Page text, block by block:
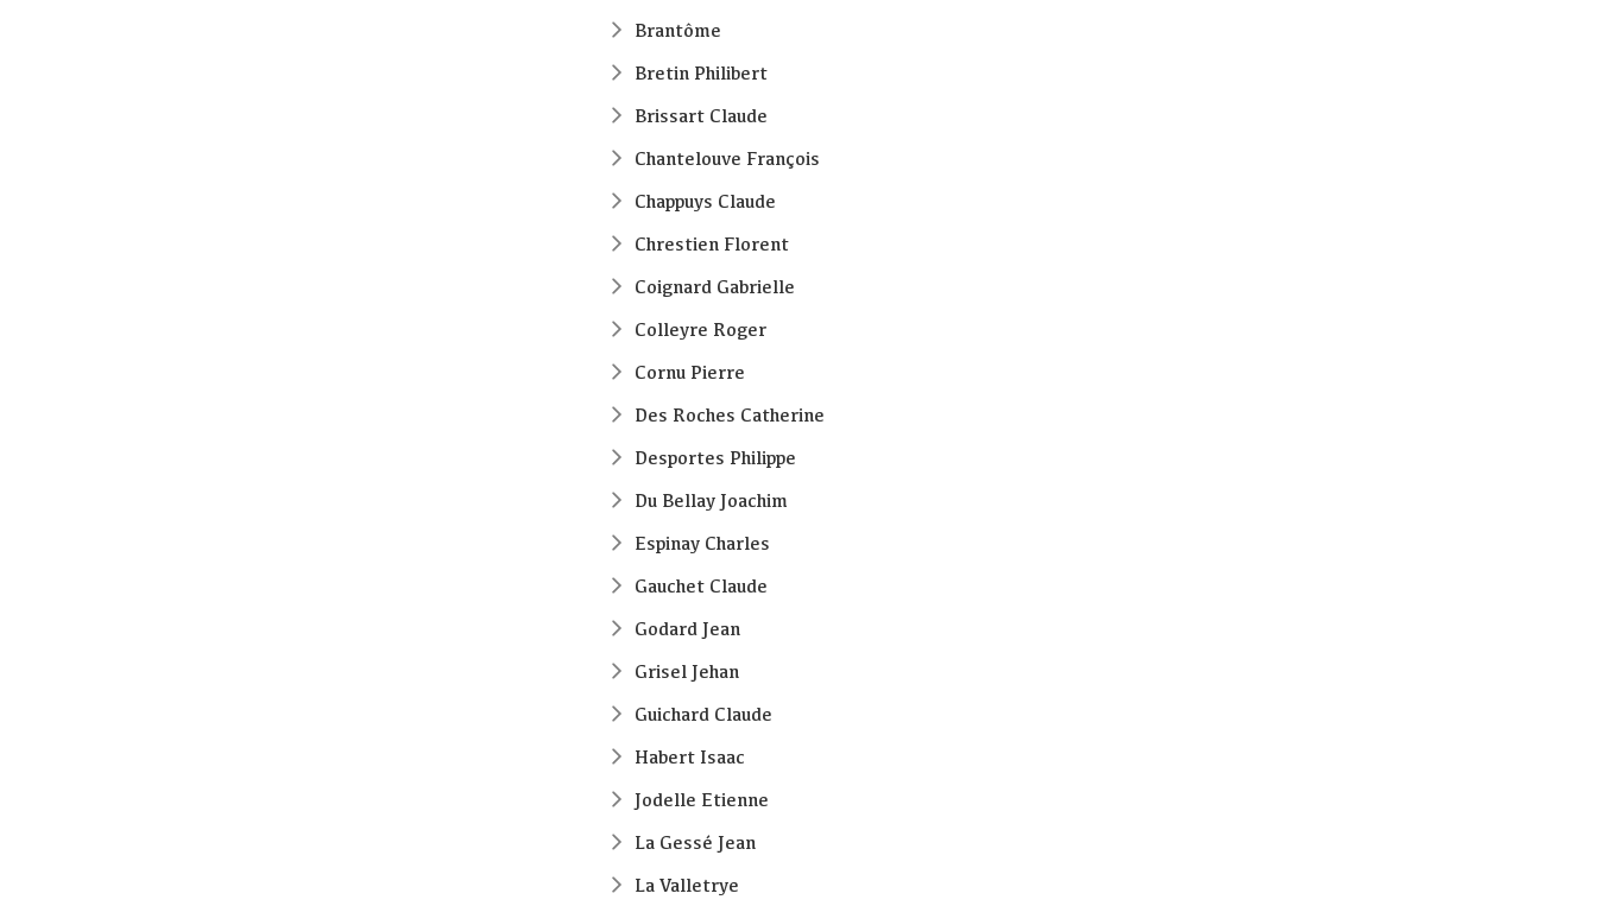
Brantôme
Bretin Philibert
Brissart Claude
Chantelouve François
Chappuys Claude
Chrestien Florent
Coignard Gabrielle
Colleyre Roger
Cornu Pierre
Des Roches Catherine
Desportes Philippe
Du Bellay Joachim
Espinay Charles
Gauchet Claude
Godard Jean
Grisel Jehan
Guichard Claude
Habert Isaac
Jodelle Etienne
La Gessé Jean
La Valletrye